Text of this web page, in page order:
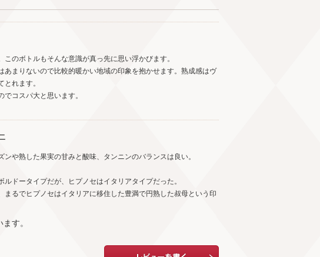
のボトルもそんな意識が真っ先に思い浮かびます。
まりないので比較的暖かい地域の印象を抱かせます。熟成感はヴ
れます。
コスパ大と思います。
や熟した果実の甘みと酸味、タンニンのバランスは良い。
ドータイプだが、ヒプノセはイタリアタイプだった。
るでヒプノセはイタリアに移住した豊満で円熟した叔母という印
す。